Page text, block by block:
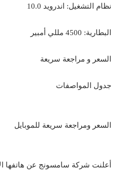
نظام التشغيل: اندرويد 10.0
البطارية: 4500 مللي أمبير
السعر و مراجعة سريعة
جدول المواصفات
السعر ومراجعة سريعة للموبايل